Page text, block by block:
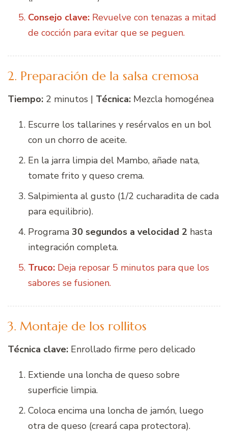
Consejo clave: Revuelve con tenazas a mitad
de cocción para evitar que se peguen.
2. Preparación de la salsa cremosa
Tiempo: 2 minutos | Técnica: Mezcla homogénea
Escurre los tallarines y resérvalos en un bol
con un chorro de aceite.
En la jarra limpia del Mambo, añade nata,
tomate frito y queso crema.
Salpimienta al gusto (1/2 cucharadita de cada
para equilibrio).
Programa 30 segundos a velocidad 2 hasta
integración completa.
Truco: Deja reposar 5 minutos para que los
sabores se fusionen.
3. Montaje de los rollitos
Técnica clave: Enrollado firme pero delicado
Extiende una loncha de queso sobre
superficie limpia.
Coloca encima una loncha de jamón, luego
otra de queso (creará capa protectora).